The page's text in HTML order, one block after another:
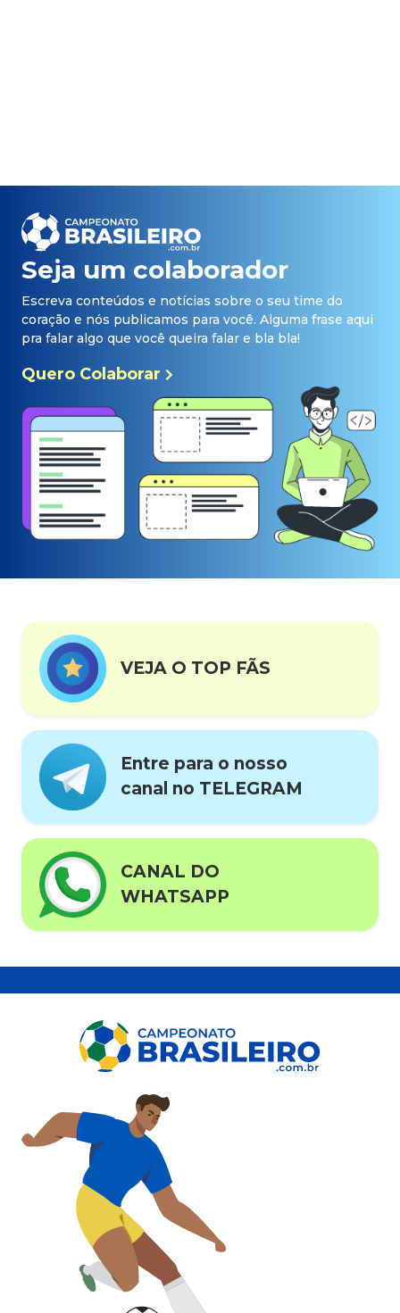
Seja um colaborador
Escreva conteúdos e notícias sobre o seu time do
coração e nós publicamos para você. Alguma frase aqui
pra falar algo que você queira falar e bla bla!
Quero Colaborar
VEJA O TOP FÃS
Entre para o nosso
canal no TELEGRAM
CANAL DO
WHATSAPP